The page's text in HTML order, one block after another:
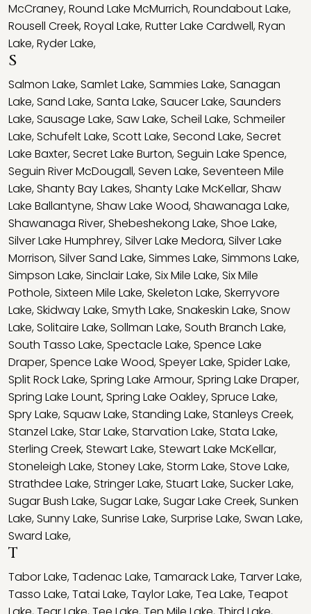
McCraney,Round Lake McMurrich,Roundabout Lake,
Rousell Creek,Royal Lake,Rutter Lake Cardwell,Ryan
Lake,Ryder Lake,
S
Salmon Lake,Samlet Lake,Sammies Lake,Sanagan
Lake,Sand Lake,Santa Lake,Saucer Lake,Saunders
Lake,Sausage Lake,Saw Lake,Scheil Lake,Schmeiler
Lake,Schufelt Lake,Scott Lake,Second Lake,Secret
Lake Baxter,Secret Lake Burton,Seguin Lake Spence,
Seguin River McDougall,Seven Lake,Seventeen Mile
Lake,Shanty Bay Lakes,Shanty Lake McKellar,Shaw
Lake Ballantyne,Shaw Lake Wood,Shawanaga Lake,
Shawanaga River,Shebeshekong Lake,Shoe Lake,
Silver Lake Humphrey,Silver Lake Medora,Silver Lake
Morrison,Silver Sand Lake,Simmes Lake,Simmons Lake,
Simpson Lake,Sinclair Lake,Six Mile Lake,Six Mile
Pothole,Sixteen Mile Lake,Skeleton Lake,Skerryvore
Lake,Skidway Lake,Smyth Lake,Snakeskin Lake,Snow
Lake,Solitaire Lake,Sollman Lake,South Branch Lake,
South Tasso Lake,Spectacle Lake,Spence Lake
Draper,Spence Lake Wood,Speyer Lake,Spider Lake,
Split Rock Lake,Spring Lake Armour,Spring Lake Draper,
Spring Lake Lount,Spring Lake Oakley,Spruce Lake,
Spry Lake,Squaw Lake,Standing Lake,Stanleys Creek,
Stanzel Lake,Star Lake,Starvation Lake,Stata Lake,
Sterling Creek,Stewart Lake,Stewart Lake McKellar,
Stoneleigh Lake,Stoney Lake,Storm Lake,Stove Lake,
Strathdee Lake,Stringer Lake,Stuart Lake,Sucker Lake,
Sugar Bush Lake,Sugar Lake,Sugar Lake Creek,Sunken
Lake,Sunny Lake,Sunrise Lake,Surprise Lake,Swan Lake,
Sward Lake,
T
Tabor Lake,Tadenac Lake,Tamarack Lake,Tarver Lake,
Tasso Lake,Tatai Lake,Taylor Lake,Tea Lake,Teapot